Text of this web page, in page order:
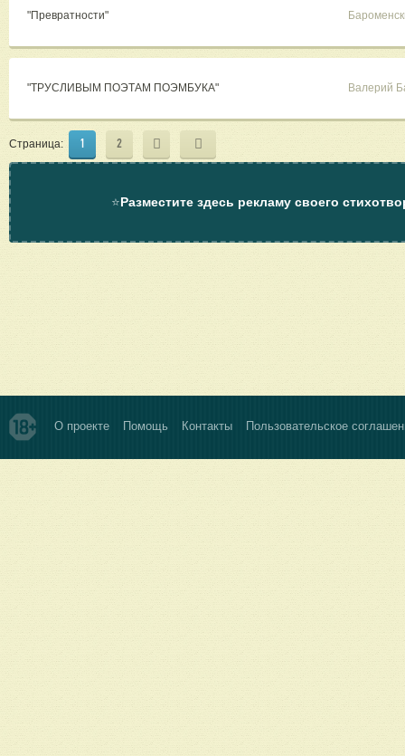
"Превратности"
"ТРУСЛИВЫМ ПОЭТАМ ПОЭМБУКА" Валерий
Страница: 1 2
⭐Разместите здесь рекламу своего
О проекте Помощь Контакты Пользовательское